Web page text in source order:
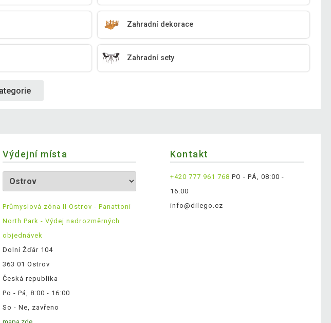
Zahradní dekorace
Zahradní sety
Výdejní místa
Průmyslová zóna II Ostrov - Panattoni
North Park - Výdej nadrozměrných
objednávek
Dolní Žďár 104
363 01 Ostrov
Česká republika
Po - Pá, 8:00 - 16:00
So - Ne, zavřeno
Kontakt
+420 777 961 768 PO - PÁ, 08:00 -
16:00
info@dilego.cz